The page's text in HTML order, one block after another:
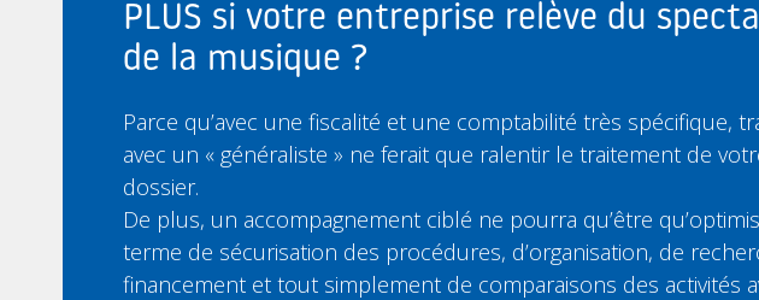
PLUS si votre entreprise relève du
de la musique ?
Parce qu’avec une fiscalité et une comptabilité très spécifique,
avec un « généraliste » ne ferait que ralentir le traitement de
dossier.
De plus, un accompagnement ciblé ne pourra qu’être
terme de sécurisation des procédures, d’organisation, de
financement et tout simplement de comparaisons des activités